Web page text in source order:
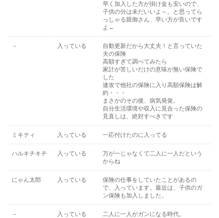
早く加入した方が掛け金も安いので、
子供の分は未だいいよ～。と思ってら
っしゃる親御さん、早い方が良いです
よ←
－ 入っている
自動更新だから大丈夫！と言っていた
夫の保険
高額すぎて調べてみたら
家計が苦しいだけの意味が無い保険で
した
速攻で他社の保険に入り高額保険は解
約・・・
まさかのその後、病気発覚。
自分生活環境や収入に見合った保険の
見直しは、絶対すべきです
ミキティ 入っている 一応付けたのに入ってる
ハルキチキチ 入っている
万が一じゃなくて二人に一人だという
からね
にゃん太郎 入っている
保険の仕事をしていたことがあるの
で、入っています。最近は、子供のガ
ン保険も加入しました。
－ 入っている
二人に一人がガンになる時代。